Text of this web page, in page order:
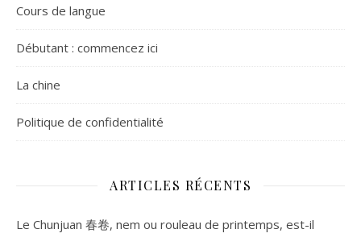
Cours de langue
Débutant : commencez ici
La chine
Politique de confidentialité
ARTICLES RÉCENTS
Le Chunjuan 春卷, nem ou rouleau de printemps, est-il